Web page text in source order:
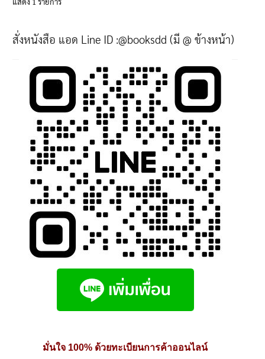
may
chosen
on
the
product
page
สั่งหนังสือ แอด Line ID :@booksdd (มี @ ข้างหน้า)
มั่นใจ 100% ด้วยทะเบียนการค้าออนไลน์